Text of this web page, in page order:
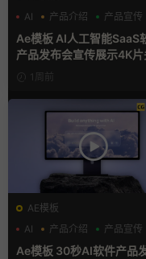
AI
产品介绍 产品宣传
Ae模板 AI人工智能SaaS
产品发布会宣传展示4K片
1周前
AE模板
AI
产品介绍 产品宣传
Ae模板 30秒AI软件产品